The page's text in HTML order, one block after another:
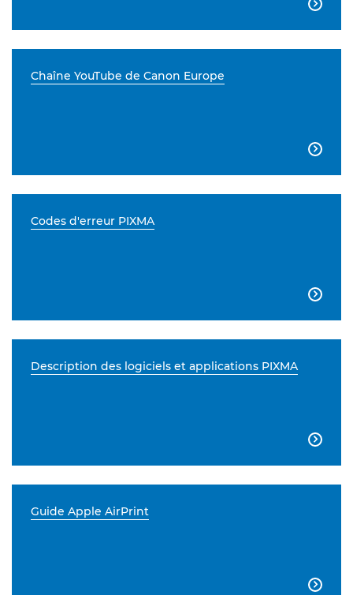

Chaîne YouTube de Canon Europe

Codes d'erreur PIXMA

Description des logiciels et applications PIXMA

Guide Apple AirPrint
